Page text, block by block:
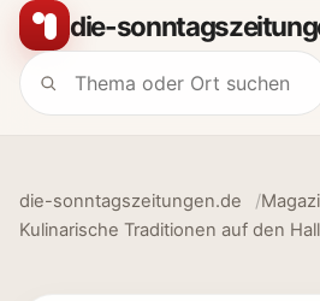
Zum Inhalt springen
die-
Suche nach:
die-sonntagszeitungen.de
Kulinarische Traditionen auf den